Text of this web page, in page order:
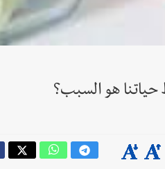
حياتنا هو السبب؟